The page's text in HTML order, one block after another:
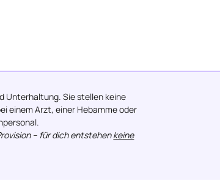
Unterhaltung. Sie stellen keine
einem Arzt, einer Hebamme oder
– für dich entstehenkeine